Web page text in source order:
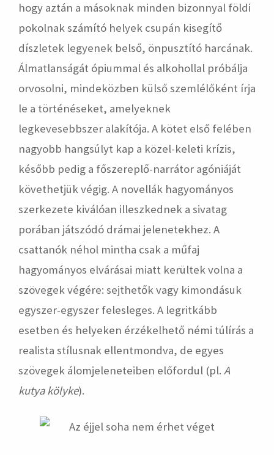
hogy aztán a másoknak minden bizonnyal földi
pokolnak számító helyek csupán kisegítő
díszletek legyenek belső, önpusztító harcának.
Álmatlanságát ópiummal és alkohollal próbálja
orvosolni, mindeközben külső szemlélőként írja
le a történéseket, amelyeknek
legkevesebbszer alakítója. A kötet első felében
nagyobb hangsúlyt kap a közel-keleti krízis,
később pedig a főszereplő-narrátor agóniáját
követhetjük végig. A novellák hagyományos
szerkezete kiválóan illeszkednek a sivatag
porában játszódó drámai jelenetekhez. A
csattanók néhol mintha csak a műfaj
hagyományos elvárásai miatt kerültek volna a
szövegek végére: sejthetők vagy kimondásuk
egyszer-egyszer felesleges. A legritkább
esetben és helyeken érzékelhető némi túlírás a
realista stílusnak ellentmondva, de egyes
szövegek álomjeleneteiben előfordul (pl. A
kutya kölyke).